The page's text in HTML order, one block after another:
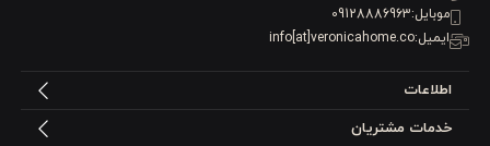
موبایل:09128886963
ایمیل:info[at]veronicahome.co
اطلاعات
خدمات مشتریان